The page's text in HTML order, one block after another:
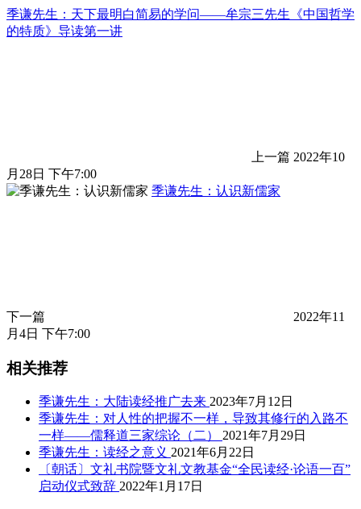
季谦先生：天下最明白简易的学问——牟宗三先生《中国哲学
的特质》导读第一讲
上一篇 2022年10
月28日 下午7:00
季谦先生：认识新儒家
下一篇
2022年11
月4日 下午7:00
相关推荐
季谦先生：大陆读经推广去来 2023年7月12日
季谦先生：对人性的把握不一样，导致其修行的入路不
一样——儒释道三家综论（二）
2021年7月29日
季谦先生：读经之意义 2021年6月22日
〔朝话〕文礼书院暨文礼文教基金“全民读经·论语一百”
启动仪式致辞 2022年1月17日